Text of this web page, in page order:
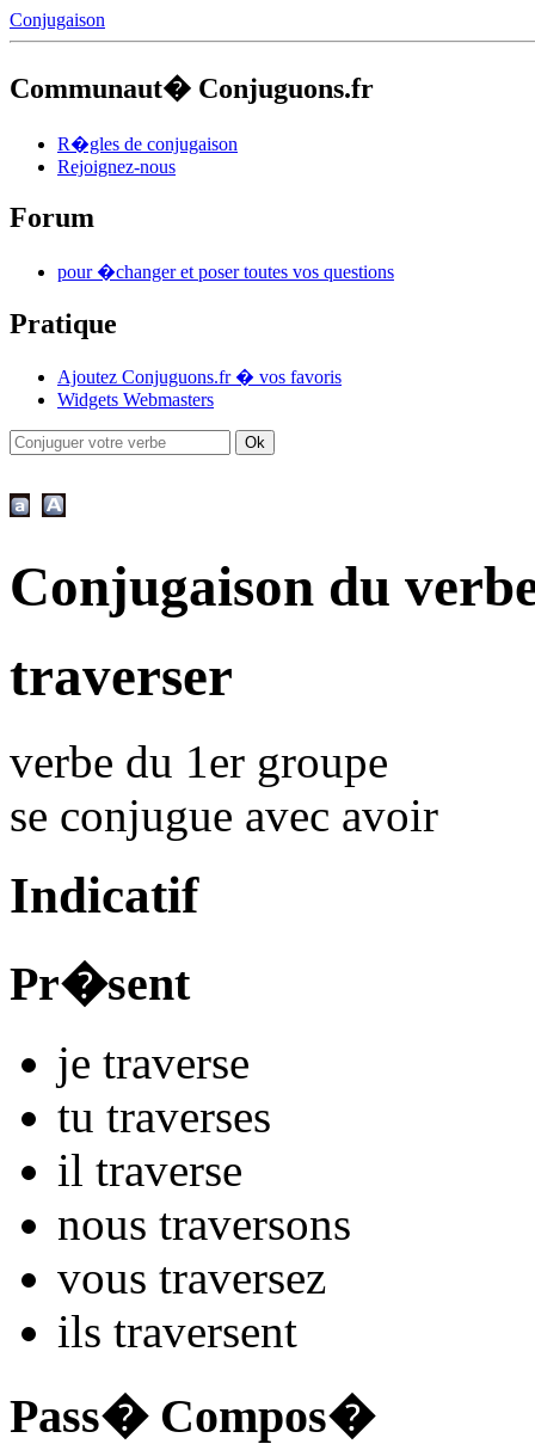
Conjugaison
Communaut� Conjuguons.fr
R�gles de conjugaison
Rejoignez-nous
Forum
pour �changer et poser toutes vos questions
Pratique
Ajoutez Conjuguons.fr � vos favoris
Widgets Webmasters
Conjugaison du
traverser
verbe du 1er groupe
se conjugue avec avoir
Indicatif
Pr�sent
je traverse
tu traverses
il traverse
nous traversons
vous traversez
ils traversent
Pass� Compos�